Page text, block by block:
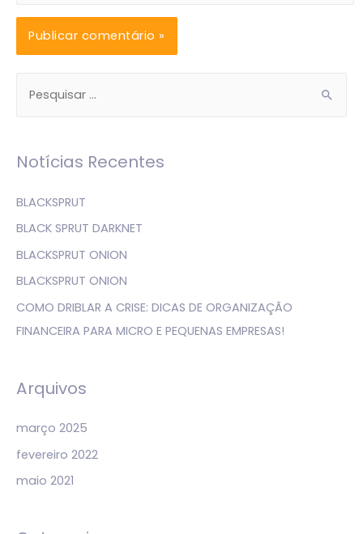
q
i
s
a
Notícias Recentes
BLACKSPRUT
BLACK SPRUT DARKNET
BLACKSPRUT ONION
BLACKSPRUT ONION
COMO DRIBLAR A CRISE: DICAS DE ORGANIZAÇÃO
FINANCEIRA PARA MICRO E PEQUENAS EMPRESAS!
Arquivos
março 2025
fevereiro 2022
maio 2021